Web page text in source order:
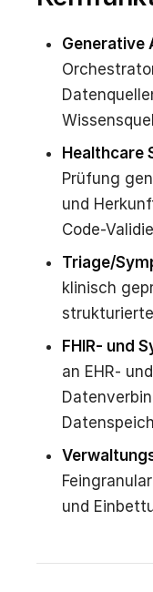
Generative
Healthcare
Prüfung
und
Code-
Triage/
klinisch
FHIR- und
an EHR-
und